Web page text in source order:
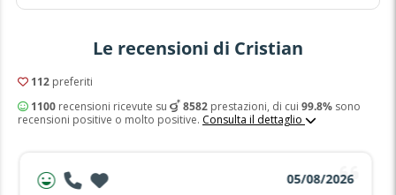
Le recensioni di Cristian
112preferiti
1100recensioni ricevute su 8582prestazioni, di cui 99.8%sono
recensioni positive o molto positive. Consulta il dettaglio
05/08/2026